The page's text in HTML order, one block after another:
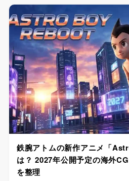
鉄腕アトムの新作アニメ「
は？ 2027年公開予定の海外
を整理